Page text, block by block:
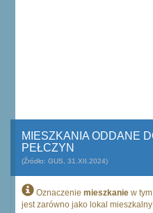
MIESZKANIA ODDANE
PEŁCZYN
(Źródło: GUS, 31.XII.2024)
Oznaczenie mieszkanie w
jest zarówno jako lokal